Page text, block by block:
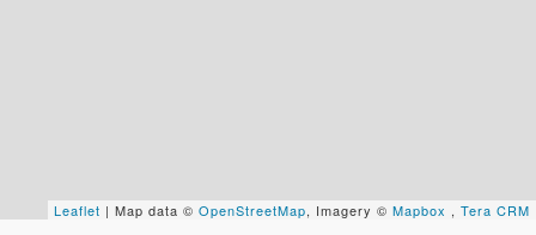
Leaflet | Map data © OpenStreetMap, Imagery © Mapbox , Tera CRM